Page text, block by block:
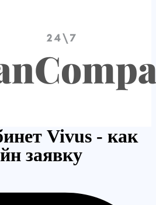
Vivus - как
заявку